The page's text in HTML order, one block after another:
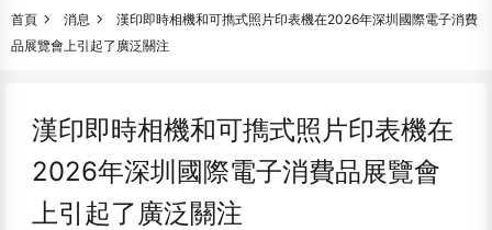
首頁 消息
漢印即時相機和可擕式照片印表機在2026年深圳國際電子消費
品展覽會上引起了廣泛關注
漢印即時相機和可擕式照片印表機在
2026年深圳國際電子消費品展覽會
上引起了廣泛關注